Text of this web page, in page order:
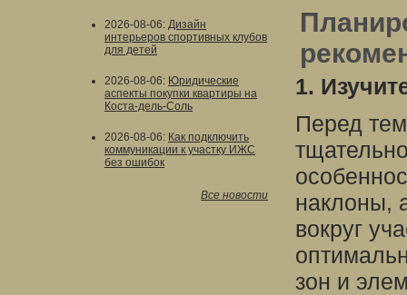
2026-08-06: Дизайн
интерьеров спортивных клубов
для детей
2026-08-06: Юридические
аспекты покупки квартиры на
Коста-дель-Соль
2026-08-06: Как подключить
коммуникации к участку ИЖС
без ошибок
Все новости
1.
Перед
наклоны,
вокруг
зон и